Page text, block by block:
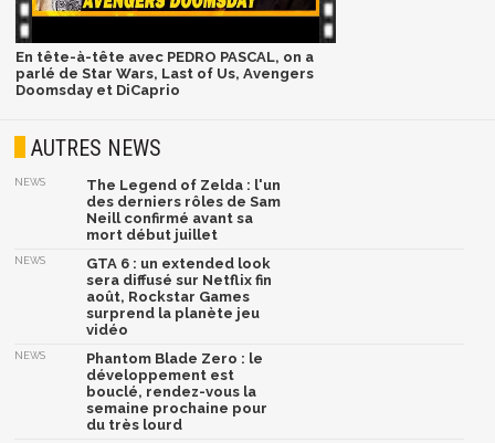
En tête-à-tête avec PEDRO PASCAL, on a
parlé de Star Wars, Last of Us, Avengers
Doomsday et DiCaprio
AUTRES NEWS
NEWS
The Legend of Zelda : l'un
des derniers rôles de Sam
Neill confirmé avant sa
mort début juillet
NEWS
GTA 6 : un extended look
sera diffusé sur Netflix fin
août, Rockstar Games
surprend la planète jeu
vidéo
NEWS
Phantom Blade Zero : le
développement est
bouclé, rendez-vous la
semaine prochaine pour
du très lourd